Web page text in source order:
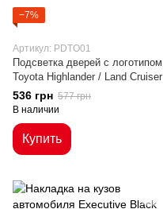
−7%
Артикул: PDTO01
Подсветка дверей с логотипом
Toyota Highlander / Land Cruiser
536 грн 577 грн
В наличии
Купить